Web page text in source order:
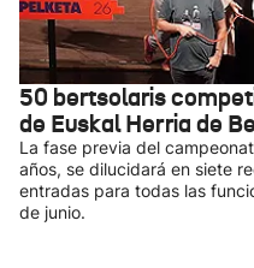
50 bertsolaris
de Euskal Herria de
La fase previa del
años, se dilucidará en siete
entradas para todas las
de junio.